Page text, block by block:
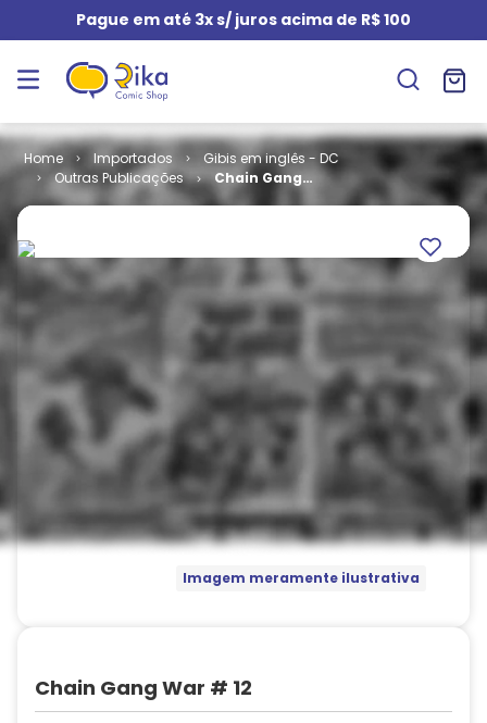
Pague em até 3x s/ juros acima de R$ 100
Importados
Gibis em inglês - DC
Outras Publicações
Chain Gang
War # 12
Imagem meramente ilustrativa
Chain Gang War # 12